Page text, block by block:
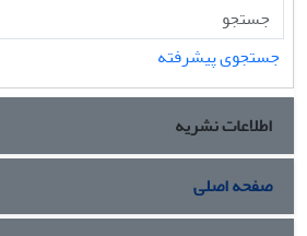
جستجوی پیشرفته
اطلاعات نشریه
صفحه اصلی